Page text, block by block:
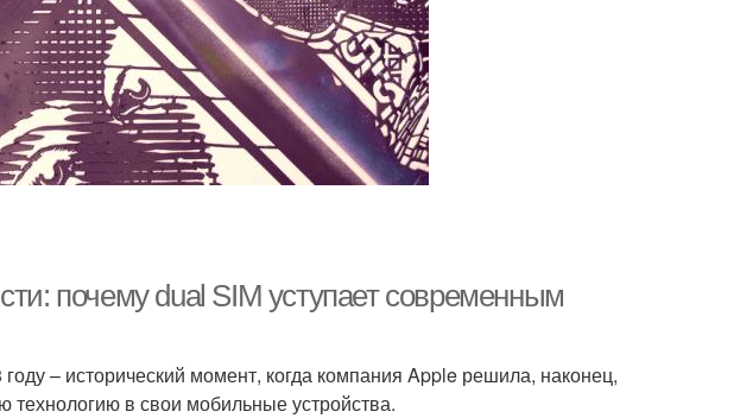
почему dual SIM уступает современным
– исторический момент, когда компания Apple решила, наконец,
технологию в свои мобильные устройства.